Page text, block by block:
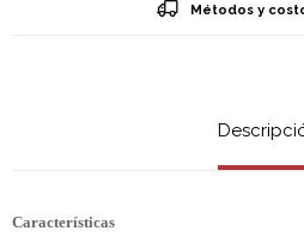
Métodos y
Características